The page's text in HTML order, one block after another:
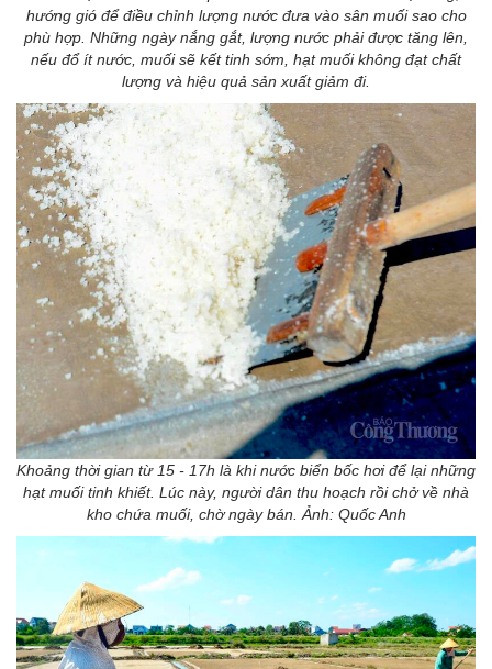
hướng gió để điều chỉnh lượng nước đưa vào sân muối sao cho
phù hợp. Những ngày nắng gắt, lượng nước phải được tăng lên,
nếu đổ ít nước, muối sẽ kết tinh sớm, hạt muối không đạt chất
lượng và hiệu quả sản xuất giảm đi.
Khoảng thời gian từ 15 - 17h là khi nước biển bốc hơi để lại những
hạt muối tinh khiết. Lúc này, người dân thu hoạch rồi chở về nhà
kho chứa muối, chờ ngày bán. Ảnh: Quốc Anh